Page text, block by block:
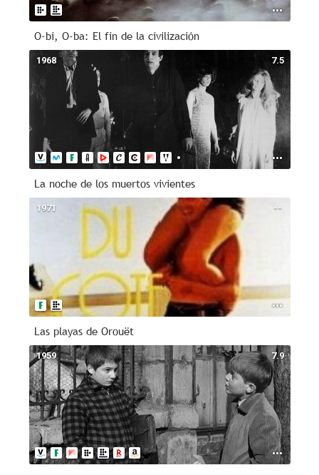
O-bi, O-ba: El fin de la civilización
7.5
1968
La noche de los muertos vivientes
--
1971
Las playas de Orouët
7.9
1959